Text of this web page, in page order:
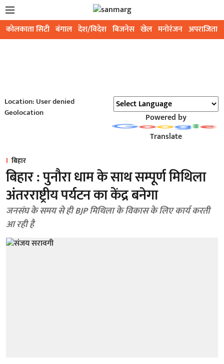
कोलकाता सिटी बंगाल देश/विदेश बिजनेस खेल मनोरंजन अपराजिता
Location: User denied
Geolocation
Powered by
Translate
बिहार
बिहार : पुनौरा धाम के साथ सम्पूर्ण मिथिला
अंतरराष्ट्रीय पर्यटन का केंद्र बनेगा
जनसंघ के समय से ही BJP मिथिला के विकास के लिए कार्य करती
आ रही है